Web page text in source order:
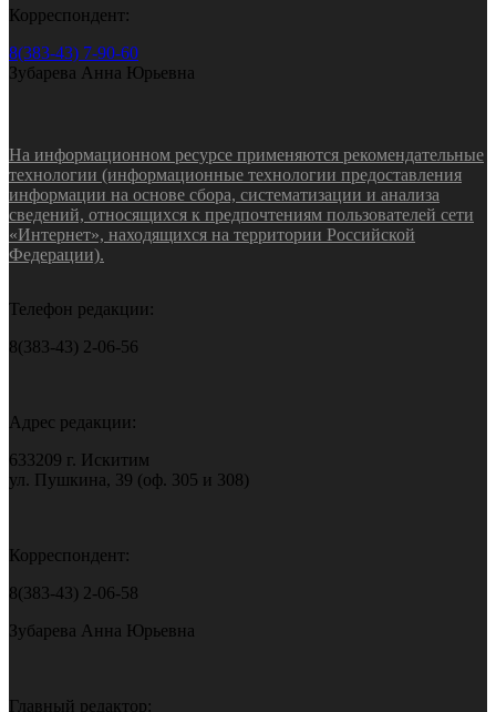
Корреспондент:
8(383-43) 7-90-60
Зубарева Анна Юрьевна
На информационном ресурсе применяются рекомендательные
технологии (информационные технологии предоставления
информации на основе сбора, систематизации и анализа
сведений, относящихся к предпочтениям пользователей сети
«Интернет», находящихся на территории Российской
Федерации).
Телефон редакции:
8(383-43) 2-06-56
Адрес редакции:
633209 г. Искитим
ул. Пушкина, 39 (оф. 305 и 308)
Корреспондент:
8(383-43) 2-06-58
Зубарева Анна Юрьевна
Главный редактор: